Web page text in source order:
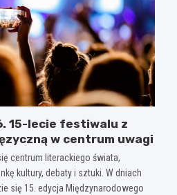
15-lecie festiwalu z
w centrum uwagi
centrum literackiego świata,
kultury, debaty i sztuki. W dniach
się 15. edycja Międzynarodowego